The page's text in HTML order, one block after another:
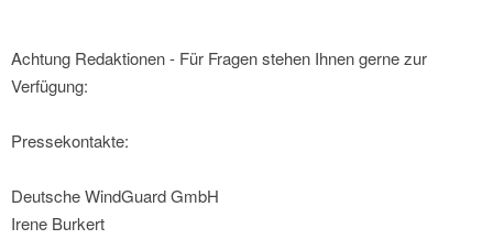
Achtung Redaktionen - Für Fragen stehen Ihnen gerne zur
Verfügung:
Pressekontakte:
Deutsche WindGuard GmbH
Irene Burkert